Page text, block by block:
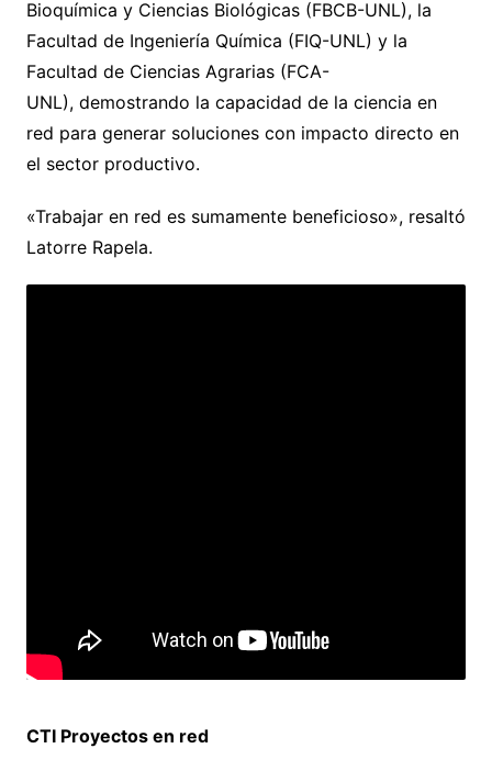
Bioquímica y Ciencias Biológicas (FBCB-UNL), la
Facultad de Ingeniería Química (FIQ-UNL) y la
Facultad de Ciencias Agrarias (FCA-
UNL), demostrando la capacidad de la ciencia en
red para generar soluciones con impacto directo en
el sector productivo.
«Trabajar en red es sumamente beneficioso», resaltó
Latorre Rapela.
CTI Proyectos en red